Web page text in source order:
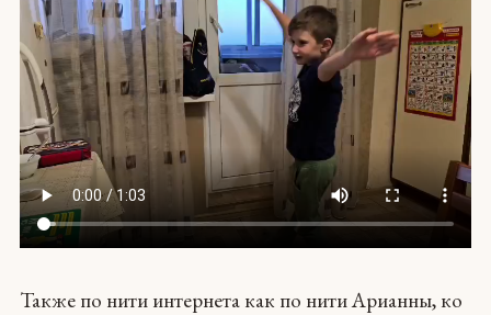
Также по нити интернета как по нити Арианны, ко